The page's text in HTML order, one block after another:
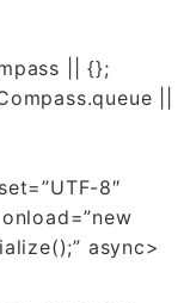
|| {};
||
8″
async>